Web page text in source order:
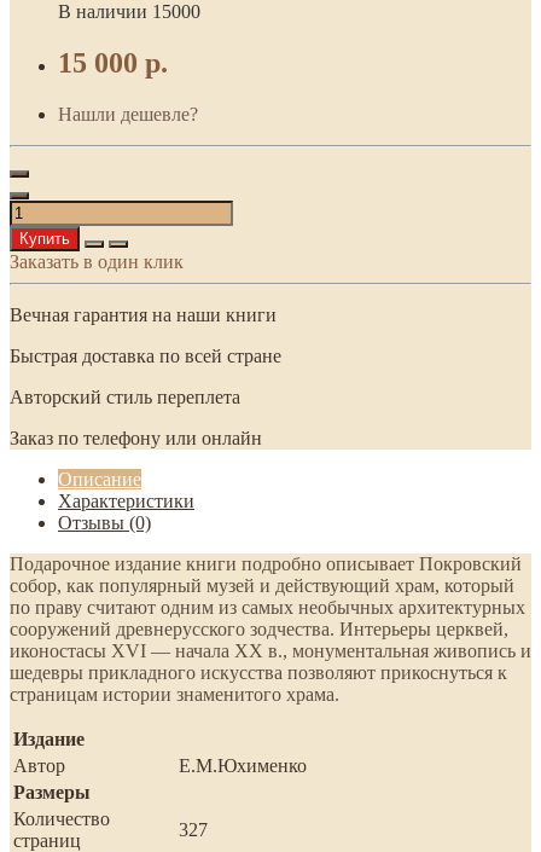
В наличии 15000
15 000 р.
Нашли дешевле?
Купить
Заказать в один клик
Вечная гарантия на наши книги
Быстрая доставка по всей стране
Авторский стиль переплета
Заказ по телефону или онлайн
Описание
Характеристики
Отзывы (0)
Подарочное издание книги подробно описывает Покровский
собор, как популярный музей и действующий храм, который
по праву считают одним из самых необычных архитектурных
сооружений древнерусского зодчества. Интерьеры церквей,
иконостасы XVI — начала XX в., монументальная живопись и
шедевры прикладного искусства позволяют прикоснуться к
страницам истории знаменитого храма.
Издание
Автор
Е.М.Юхименко
Размеры
Количество
страниц
327